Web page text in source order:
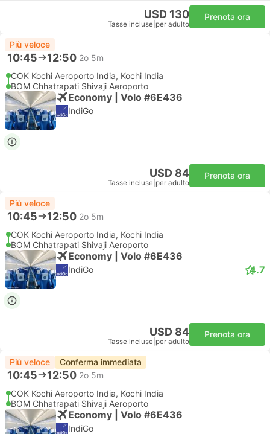
USD 130
Tasse incluse per adulto
Prenota ora
Più veloce
10:45 12:50 2o 5m
COK Kochi Aeroporto India, Kochi India
BOM Chhatrapati Shivaji Aeroporto
Economy | Volo #6E436
IndiGo
USD 84
Tasse incluse per adulto
Prenota ora
Più veloce
10:45 12:50 2o 5m
COK Kochi Aeroporto India, Kochi India
BOM Chhatrapati Shivaji Aeroporto
Economy | Volo #6E436
IndiGo 4.7
USD 84
Tasse incluse per adulto
Prenota ora
Più veloce Conferma immediata
10:45 12:50 2o 5m
COK Kochi Aeroporto India, Kochi India
BOM Chhatrapati Shivaji Aeroporto
Economy | Volo #6E436
IndiGo